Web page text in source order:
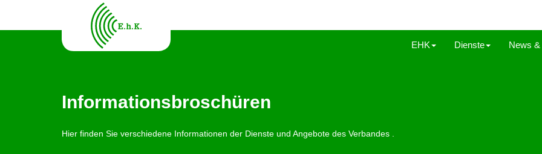
EHK Dienste News &
Informationsbroschüren
Hier finden Sie verschiedene Informationen der Dienste und Angebote des Verbandes .